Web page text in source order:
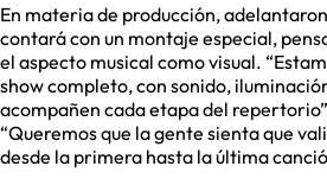
En materia de producción,
contará con un montaje especial,
el aspecto musical como visual.
show completo, con sonido,
acompañen cada etapa del
“Queremos que la gente sienta que
desde la primera hasta la última